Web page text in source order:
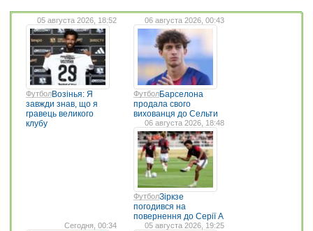
05 августа 2026, 18:52
ФутболВозінья: Я
завжди знав, що я
гравець великого
клубу
06 августа 2026, 00:43
ФутболБарселона
продала свого
вихованця до Сельти
06 августа 2026, 18:48
ФутболЗіркзе
погодився на
повернення до Серії А
Сегодня, 00:34 05 августа 2026, 19:25